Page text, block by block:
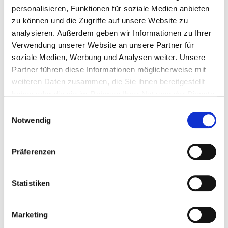
personalisieren, Funktionen für soziale Medien anbieten
zu können und die Zugriffe auf unsere Website zu
analysieren. Außerdem geben wir Informationen zu Ihrer
Verwendung unserer Website an unsere Partner für
soziale Medien, Werbung und Analysen weiter. Unsere
Partner führen diese Informationen möglicherweise mit
weiteren Daten zusammen, die Sie ihnen bereitgestellt
Notwendig
Präferenzen
Statistiken
Marketing
Ergotherapie die Wiedereingliederung der
Patienten in physischer, psychischer und
geistiger Hinsicht an.
Ergotherapie